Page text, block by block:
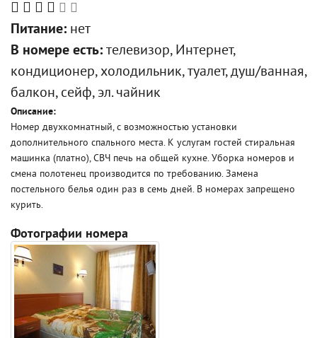
Питание: нет
В номере есть: телевизор, Интернет,
кондиционер, холодильник, туалет, душ/ванная,
балкон, сейф, эл. чайник
Описание:
Номер двухкомнатный, с возможностью установки
дополнительного спального места. К услугам гостей стиральная
машинка (платно), СВЧ печь на общей кухне. Уборка номеров и
смена полотенец производится по требованию. Замена
постельного белья один раз в семь дней. В номерах запрещено
курить.
Фотографии номера